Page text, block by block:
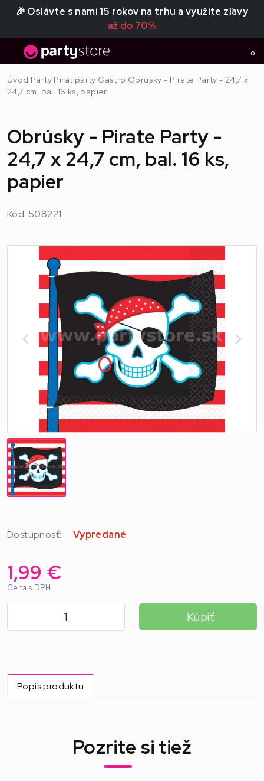
🎉 Oslávte s nami 15 rokov na trhu a využite zľavy
až do 70%
0
Úvod Párty Pirát párty Gastro Obrúsky - Pirate Party - 24,7 x
24,7 cm, bal. 16 ks, papier
Obrúsky - Pirate Party -
24,7 x 24,7 cm, bal. 16 ks,
papier
Kód: 508221
Dostupnosť: Vypredané
1,99 €
Cena s DPH
Kúpiť
Popis produktu
Pozrite si tiež